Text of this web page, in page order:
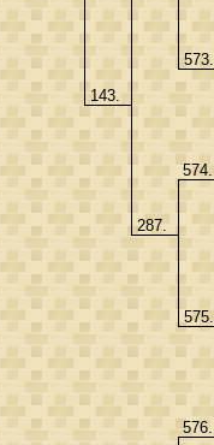
143.
287.